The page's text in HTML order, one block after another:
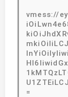
vmess://
=